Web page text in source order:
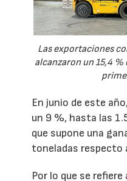
Las exportaciones
alcanzaron un 15,4 %
En junio de este
un 9 %, hasta las
que supone una
toneladas respecto
Por lo que se